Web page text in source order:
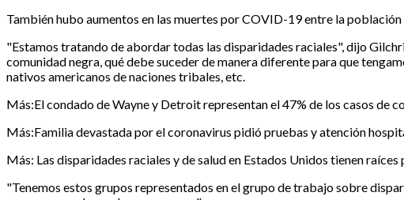
También hubo aumentos en las muertes por COVID-19 entre la
"Estamos tratando de abordar todas las disparidades raciales", dijo
comunidad negra, qué debe suceder de manera diferente para que
nativos americanos de naciones tribales, etc.
Más:El condado de Wayne y Detroit representan el 47% de los casos de
Más:Familia devastada por el coronavirus pidió pruebas y atención
Más: Las disparidades raciales y de salud en Estados Unidos tienen
"Tenemos estos grupos representados en el grupo de trabajo sobre